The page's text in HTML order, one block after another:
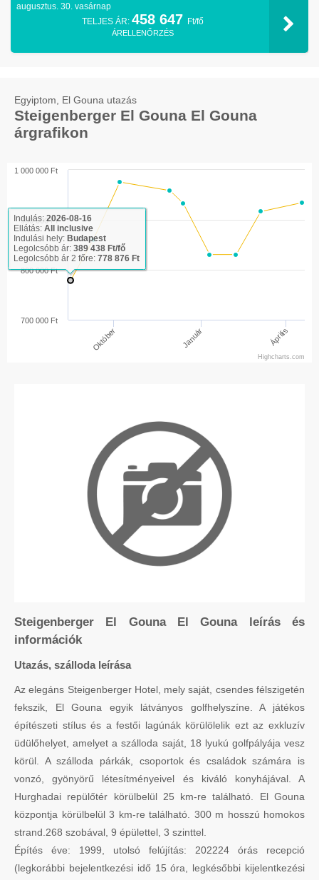
augusztus. 30. vasárnap
TELJES ÁR: 458 647 Ft/fő
ÁRELLENŐRZÉS
Egyiptom, El Gouna utazás
Steigenberger El Gouna El Gouna
árgrafikon
Január
Október Április
800 000 Ft
900 000 Ft
1 000 000 Ft
700 000 Ft
Highcharts.com
Indulás: 2026-08-16
Ellátás: All inclusive
Indulási hely: Budapest
Legolcsóbb ár: 389 438 Ft/fő
Legolcsóbb ár 2 főre: 778 876 Ft
Steigenberger El Gouna El Gouna leírás és
információk
Utazás, szálloda leírása
Az elegáns Steigenberger Hotel, mely saját, csendes félszigetén
fekszik, El Gouna egyik látványos golfhelyszíne. A játékos
építészeti stílus és a festői lagúnák körülölelik ezt az exkluzív
üdülőhelyet, amelyet a szálloda saját, 18 lyukú golfpályája vesz
körül. A szálloda párkák, csoportok és családok számára is
vonzó, gyönyörű létesítményeivel és kiváló konyhájával. A
Hurghadai repülőtér körülbelül 25 km-re található. El Gouna
központja körülbelül 3 km-re található. 300 m hosszú homokos
strand.268 szobával, 9 épülettel, 3 szinttel.
Építés éve: 1999, utolsó felújítás: 202224 órás recepció
(legkorábbi bejelentkezési idő 15 óra, legkésőbbi kijelentkezési